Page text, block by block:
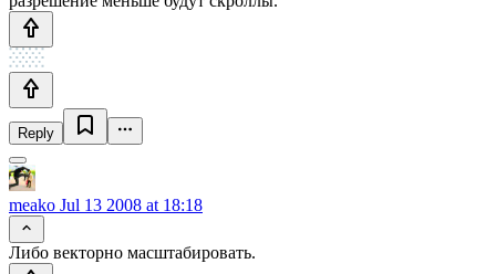
Reply
meako Jul 13 2008 at 18:18
Либо векторно масштабировать.